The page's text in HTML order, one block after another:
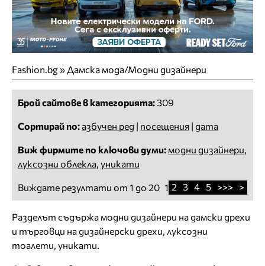
Fashion.bg»Дамска мода/Модни дизайнери
Брой сайтове в категорията:309
Сортирай по: азбучен ред | посещения | дата
Виж фирмите по ключови думи: модни дизайнери,
луксозни облекла, уникати
Виждате резултати от 1 до 20 1 2 3 4 5 >>> >
Разделът съдържа модни дизайнери на дамски дрехи
и търговци на дизайнерски дрехи, луксозни
тоалети, уникати.